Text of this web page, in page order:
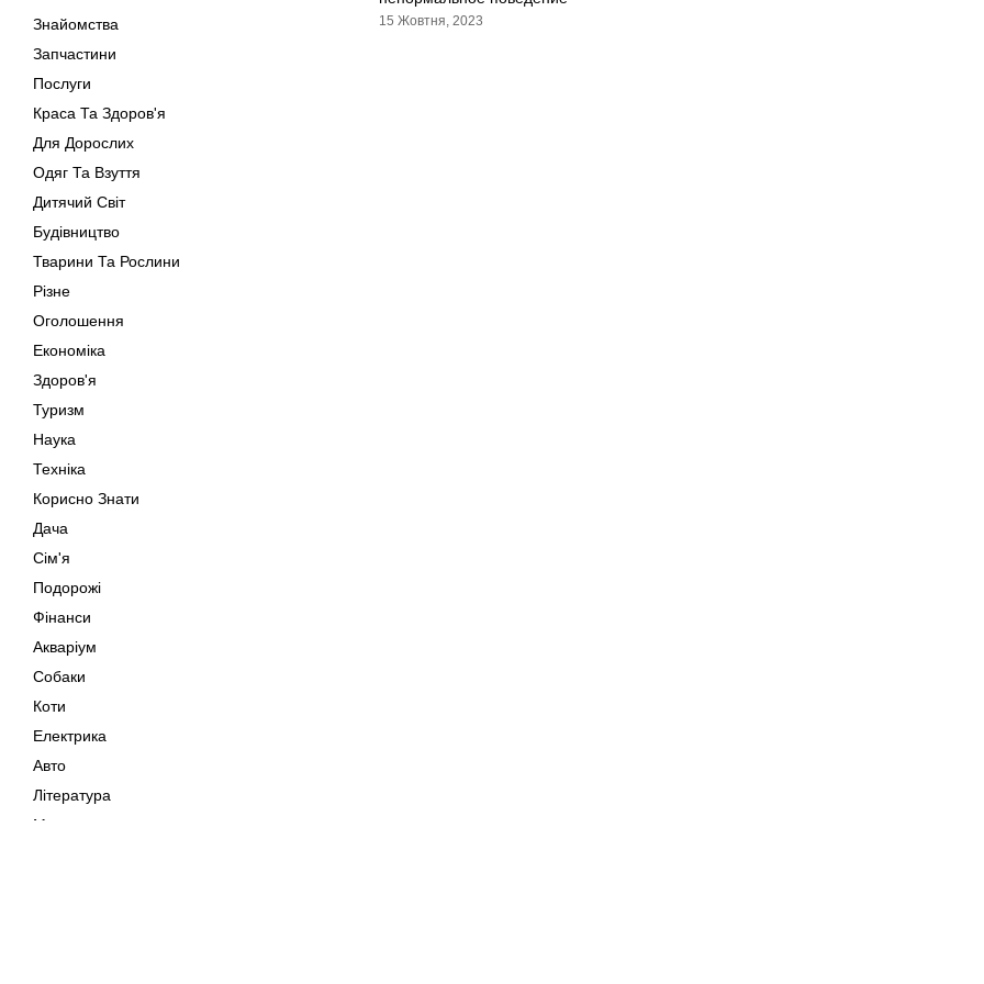
Знайомства
Запчастини
Послуги
Краса Та Здоров'я
Для Дорослих
Одяг Та Взуття
Дитячий Світ
Будівництво
Тварини Та Рослини
Різне
Оголошення
Економіка
Здоров'я
Туризм
Наука
Техніка
Корисно Знати
Дача
Сім'я
Подорожі
Фінанси
Акваріум
Собаки
Коти
Електрика
Авто
Література
Музика
15 Жовтня, 2023